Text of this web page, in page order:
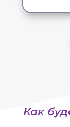
Как